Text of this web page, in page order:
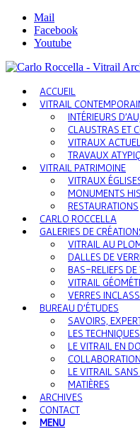
Mail
Facebook
Youtube
ACCUEIL
VITRAIL
INTÉRIEURS
CLAUSTRAS ET
VITRAUX
TRAVAUX
VITRAIL PATRIMOINE
VITRAUX
MONUMENTS
RESTAURATIONS
CARLO ROCCELLA
GALERIES DE
VITRAIL AU
DALLES DE
BAS-RELIEFS DE
VITRAIL
VERRES
BUREAU D’ÉTUDES
SAVOIRS,
LES TECHNIQUES
LE VITRAIL EN
LE VITRAIL
MATIÈRES
ARCHIVES
CONTACT
MENU